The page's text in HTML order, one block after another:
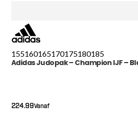
155160165170175180185
Adidas Judopak – Champion IJF –
Vanaf
224.99